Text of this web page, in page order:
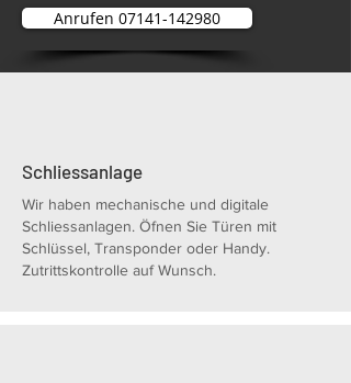
Anrufen 07141-142980
Schliessanlage
Wir haben mechanische und digitale
Schliessanlagen. Öfnen Sie Türen mit
Schlüssel, Transponder oder Handy.
Zutrittskontrolle auf Wunsch.